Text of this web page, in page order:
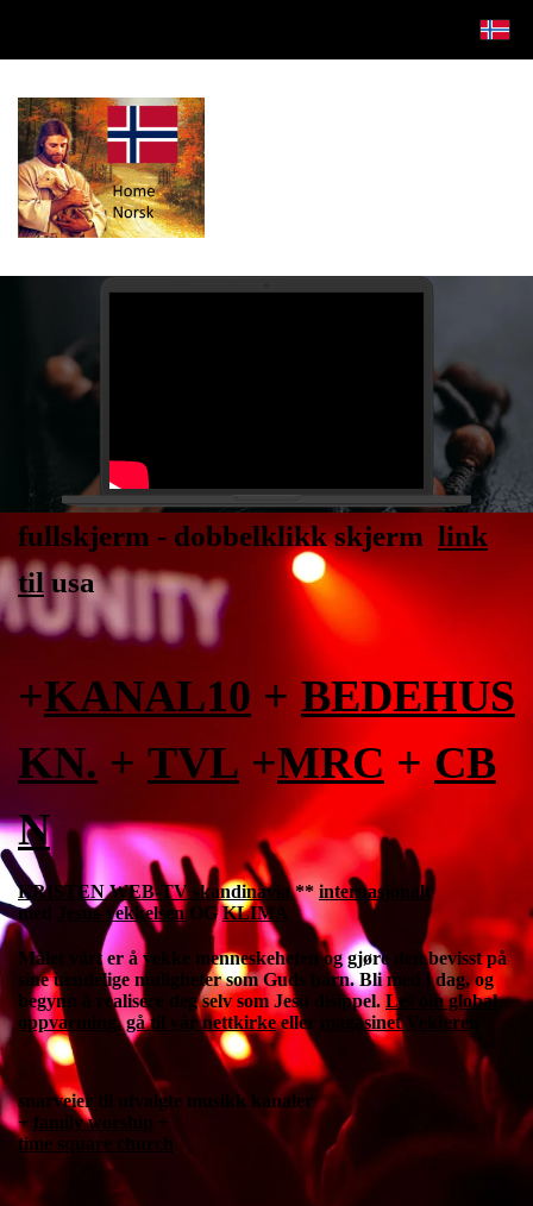
fullskjerm - dobbelklikk skjerm link
til usa
+KANAL10 + BEDEHUS
KN. + TVL +MRC + CB
N
KRISTEN WEB-TV skandinavia** internasjonalt
med
Jesus-vekkelsenOGKLIMA
Målet vårt er å vekke menneskeheten og gjøre den bevisst på
sine uendelige muligheter som Guds barn. Bli med i dag, og
begynn å realisere deg selv som Jesu disippel.Les om global
oppvarming,gå til vår nettkirkeeller magasinet Vekteren
snarveier til utvalgte musikk kanaler
+ family worship +
time square church